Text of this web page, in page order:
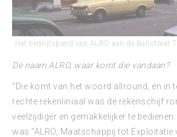
Het bedrijfspand van ALRO aan de Balistraat
De naam ALRO, waar komt die vandaan?
“Die komt van het woord allround, en in
rechte rekenliniaal was de rekenschijf
veelzijdiger en gemakkelijker te
was “ALRO, Maatschappij tot Exploitatie